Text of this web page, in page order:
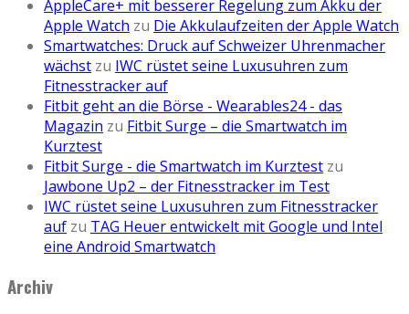
AppleCare+ mit besserer Regelung zum Akku der
Apple Watch zu Die Akkulaufzeiten der Apple Watch
Smartwatches: Druck auf Schweizer Uhrenmacher
wächst zu IWC rüstet seine Luxusuhren zum
Fitnesstracker auf
Fitbit geht an die Börse - Wearables24 - das
Magazin zu Fitbit Surge – die Smartwatch im
Kurztest
Fitbit Surge - die Smartwatch im Kurztest zu
Jawbone Up2 – der Fitnesstracker im Test
IWC rüstet seine Luxusuhren zum Fitnesstracker
auf zu TAG Heuer entwickelt mit Google und Intel
eine Android Smartwatch
Archiv